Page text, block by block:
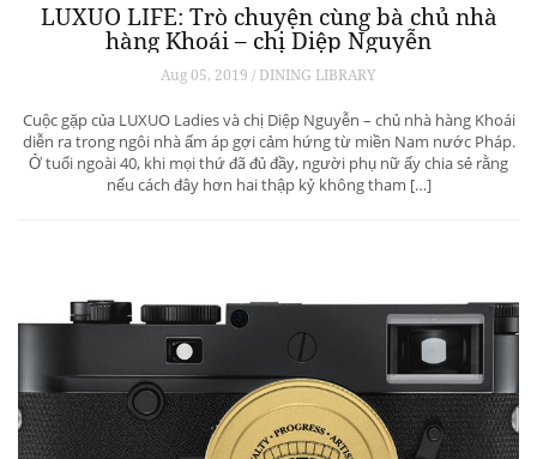
LUXUO LIFE: Trò chuyện cùng bà chủ nhà
hàng Khoái – chị Diệp Nguyễn
Aug 05, 2019 / DINING LIBRARY
Cuộc gặp của LUXUO Ladies và chị Diệp Nguyễn – chủ nhà hàng Khoái
diễn ra trong ngôi nhà ấm áp gợi cảm hứng từ miền Nam nước Pháp.
Ở tuổi ngoài 40, khi mọi thứ đã đủ đầy, người phụ nữ ấy chia sẻ rằng
nếu cách đây hơn hai thập kỷ không tham […]